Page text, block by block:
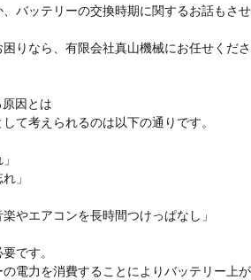
バッテリーの交換時期に関するお話もさせ
りなら、有限会社真山機械にお任せくださ
因とは
て考えられるのは以下の通りです。
」
やエアコンを長時間つけっぱなし」
です。
電力を消費することによりバッテリー上が